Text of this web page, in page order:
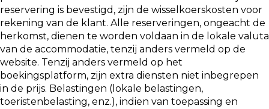
reservering is bevestigd, zijn de wisselkoerskosten voor
rekening van de klant. Alle reserveringen, ongeacht de
herkomst, dienen te worden voldaan in de lokale valuta
van de accommodatie, tenzij anders vermeld op de
website. Tenzij anders vermeld op het
boekingsplatform, zijn extra diensten niet inbegrepen
in de prijs. Belastingen (lokale belastingen,
toeristenbelasting, enz.), indien van toepassing en